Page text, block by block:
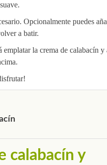
Opcionalmente puedes
a batir.
emplatar la crema de calabacín
calabacín y